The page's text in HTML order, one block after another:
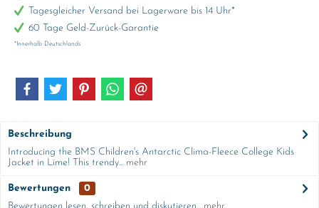
Tagesgleicher Versand bei Lagerware bis 14 Uhr*
60 Tage Geld-Zurück-Garantie
*Innerhalb Deutschlands
Beschreibung
Introducing the BMS Children's Antarctic Clima-Fleece College Kids
Jacket in Lime! This trendy... mehr
Bewertungen
0